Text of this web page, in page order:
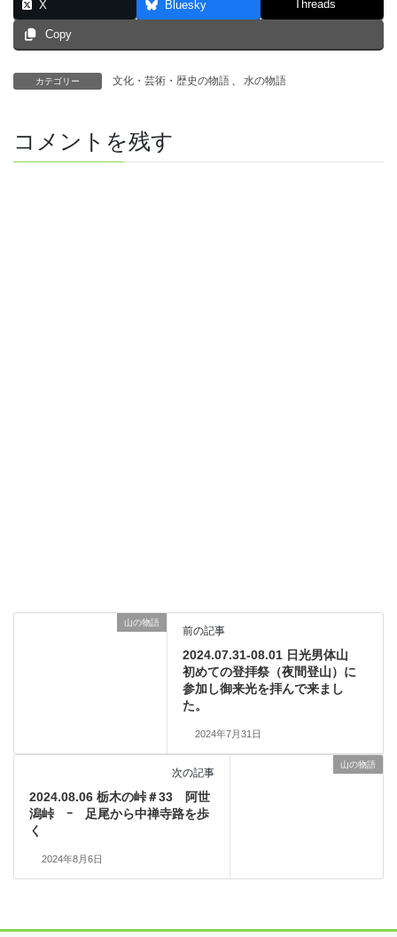
X Bluesky Threads
Copy
カテゴリー 文化・芸術・歴史の物語 水の物語
コメントを残す
山の物語
前の記事
2024.07.31-08.01 日光男体山
初めての登拝祭（夜間登山）に
参加し御来光を拝んで来まし
た。
2024年7月31日
山の物語
次の記事
2024.08.06 栃木の峠＃33 阿世
潟峠 ｰ 足尾から中禅寺路を歩
く
2024年8月6日